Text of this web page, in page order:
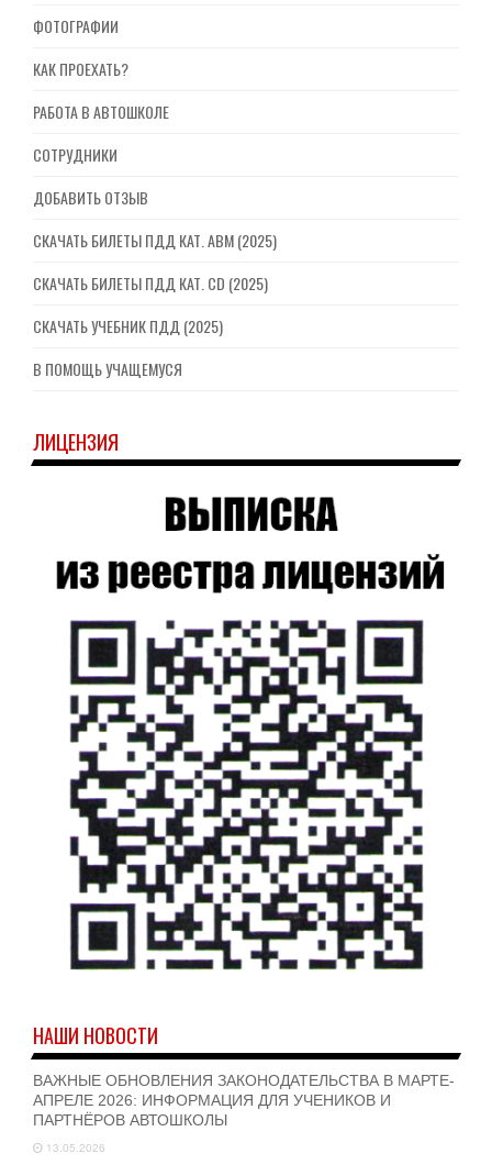
ФОТОГРАФИИ
КАК ПРОЕХАТЬ?
РАБОТА В АВТОШКОЛЕ
СОТРУДНИКИ
ДОБАВИТЬ ОТЗЫВ
СКАЧАТЬ БИЛЕТЫ ПДД КАТ. ABM (2025)
СКАЧАТЬ БИЛЕТЫ ПДД КАТ. CD (2025)
СКАЧАТЬ УЧЕБНИК ПДД (2025)
В ПОМОЩЬ УЧАЩЕМУСЯ
ЛИЦЕНЗИЯ
НАШИ НОВОСТИ
ВАЖНЫЕ ОБНОВЛЕНИЯ ЗАКОНОДАТЕЛЬСТВА В МАРТЕ-
АПРЕЛЕ 2026: ИНФОРМАЦИЯ ДЛЯ УЧЕНИКОВ И
ПАРТНЁРОВ АВТОШКОЛЫ
13.05.2026